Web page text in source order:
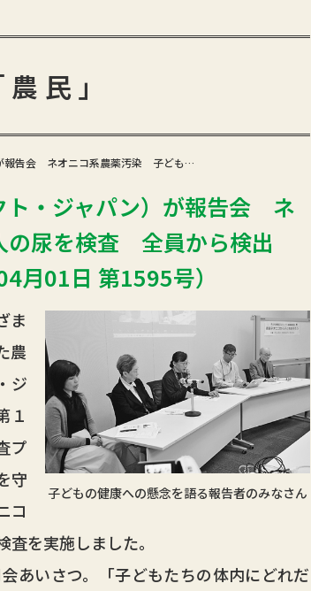
民」
報告会 ネオニコ系農薬汚染 子ども…
ト・ジャパン）が報告会 ネ
の尿を検査 全員から検出
月01日 第1595号）
子どもの健康への懸念を語る報告者のみなさん
ま
農
ジ
１
プ
守
コ
を実施しました。
あいさつ。「子どもたちの体内にどれだ